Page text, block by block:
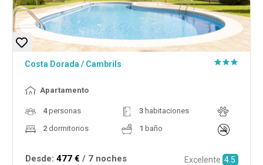
Costa Dorada / Cambrils
Apartamento
4personas 3habitaciones
2dormitorios 1 baño
Desde: 477 € / 7 noches Excelente 4.5